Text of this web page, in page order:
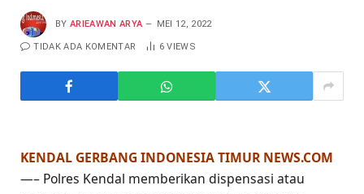
BY ARIEAWAN ARYA MEI 12, 2022
TIDAK ADA KOMENTAR 6VIEWS
KENDAL GERBANG INDONESIA TIMUR NEWS.COM
—– Polres Kendal memberikan dispensasi atau